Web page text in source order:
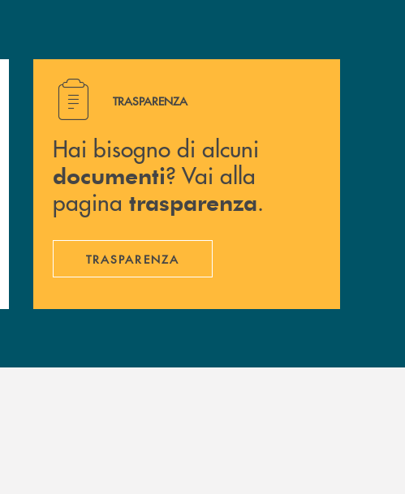
. Hai bisogno di alcuni documenti ? Vai alla pagina
TRASPARENZA
Hai bisogno di alcuni
documenti? Vai alla
pagina trasparenza.
TRASPARENZA